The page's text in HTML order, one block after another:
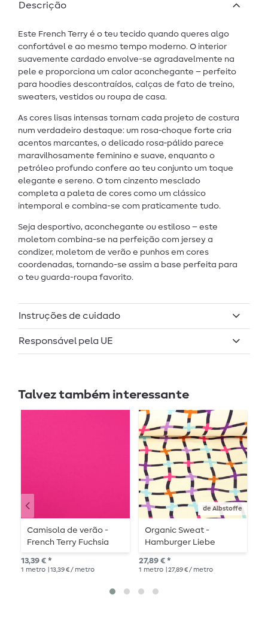
Descrição
Este French Terry é o teu tecido quando queres algo
confortável e ao mesmo tempo moderno. O interior
suavemente cardado envolve-se agradavelmente na
pele e proporciona um calor aconchegante – perfeito
para hoodies descontraídos, calças de fato de treino,
sweaters, vestidos ou roupa de casa.
As cores lisas intensas tornam cada projeto de costura
num verdadeiro destaque: um rosa‑choque forte cria
acentos marcantes, o delicado rosa‑pálido parece
maravilhosamente feminino e suave, enquanto o
petróleo profundo confere ao teu conjunto um toque
elegante e sereno. O tom cinzento mesclado
completa a paleta de cores como um clássico
intemporal e combina-se com praticamente tudo.
Seja desportivo, aconchegante ou estiloso – este
moletom combina-se na perfeição com jersey a
condizer, moletom de verão e punhos em cores
coordenadas, tornando-se assim a base perfeita para
o teu guarda-roupa favorito.
Instruções de cuidado
Responsável pela UE
Talvez também interessante
Camisola de verão -
French Terry Fuchsia
170 Estrutura de laços
13,39 € *
1 metro | 13,39 € / metro
de Albstoffe
Organic Sweat -
Hamburger Liebe
Digital Print Magical
Shimmer Of Guard Ecru
27,89 € *
1 metro | 27,89 € / metro